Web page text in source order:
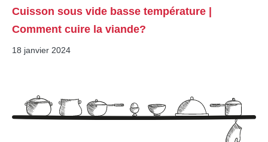
Cuisson sous vide basse température |
Comment cuire la viande?
18 janvier 2024